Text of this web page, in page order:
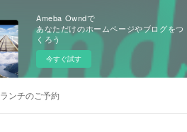
Ameba Owndで
あなただけのホームページやブログをつ
くろう
今すぐ試す
ランチのご予約